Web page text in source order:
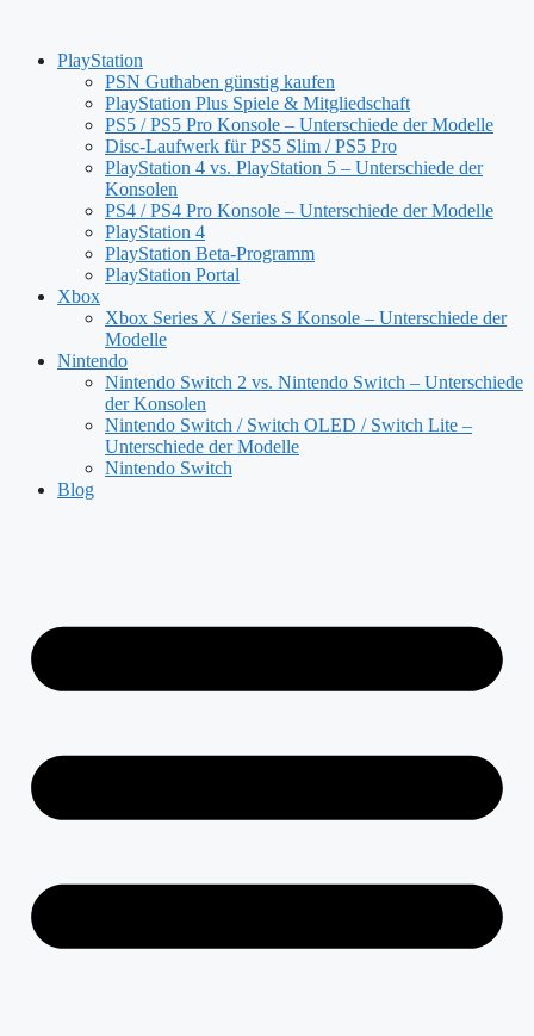
springenPlayStation
PSN Guthaben günstig kaufen
PlayStation Plus Spiele & Mitgliedschaft
PS5 / PS5 Pro Konsole – Unterschiede der Modelle
Disc-Laufwerk für PS5 Slim / PS5 Pro
PlayStation 4 vs. PlayStation 5 – Unterschiede der
Konsolen
PS4 / PS4 Pro Konsole – Unterschiede der Modelle
PlayStation 4
PlayStation Beta-Programm
PlayStation Portal
Xbox
Xbox Series X / Series S Konsole – Unterschiede der
Modelle
Nintendo
Nintendo Switch 2 vs. Nintendo Switch – Unterschiede
der Konsolen
Nintendo Switch / Switch OLED / Switch Lite –
Unterschiede der Modelle
Nintendo Switch
Blog